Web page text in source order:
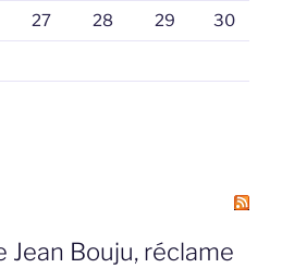
27 28 29 30
Jean Bouju, réclame